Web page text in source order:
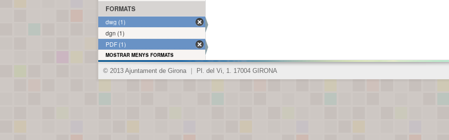
FORMATS
dwg (1)
dgn (1)
PDF (1)
MOSTRAR MENYS FORMATS
© 2013 Ajuntament de Girona Pl. del Vi, 1. 17004 GIRONA